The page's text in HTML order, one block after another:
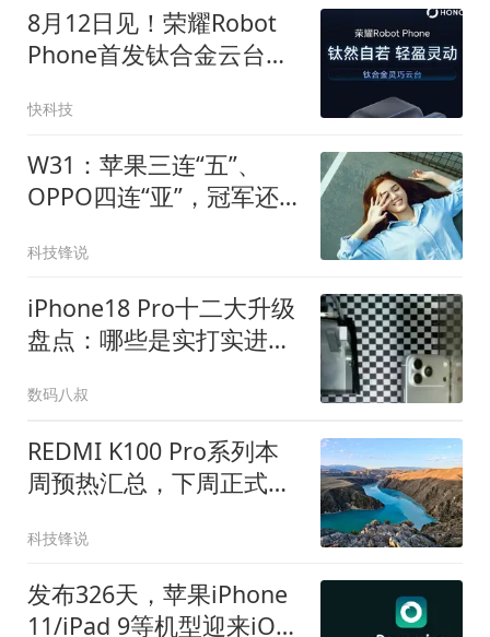
8月12日见！荣耀Robot
Phone首发钛合金云台架
秒
快科技
W31：苹果三连“五”、
OPPO四连“亚”，冠军还
科技锋说
iPhone18 Pro十二大升级
盘点：哪些是实打实进
数码八叔
REDMI K100 Pro系列本
周预热汇总，下周正式发
科技锋说
发布326天，苹果iPhone
11/iPad 9等机型迎来iOS